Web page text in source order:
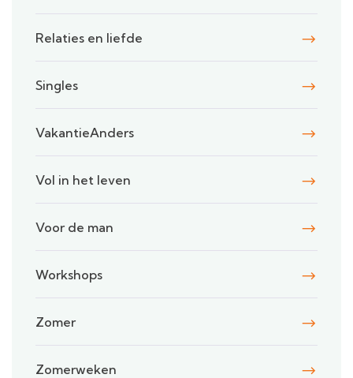
Relaties en liefde
Singles
VakantieAnders
Vol in het leven
Voor de man
Workshops
Zomer
Zomerweken